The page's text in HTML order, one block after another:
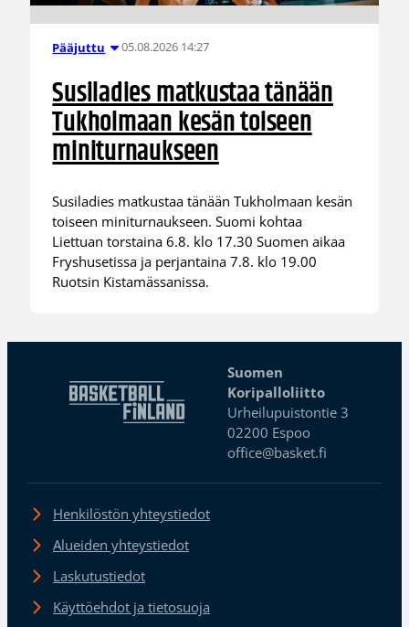
Pääjuttu 05.08.2026 14:27
Susiladies matkustaa tänään
Tukholmaan kesän toiseen
miniturnaukseen
Susiladies matkustaa tänään Tukholmaan kesän
toiseen miniturnaukseen. Suomi kohtaa
Liettuan torstaina 6.8. klo 17.30 Suomen aikaa
Fryshusetissa ja perjantaina 7.8. klo 19.00
Ruotsin Kistamässanissa.
Suomen
Koripalloliitto
Urheilupuistontie 3
02200 Espoo
office@basket.fi
Henkilöstön yhteystiedot
Alueiden yhteystiedot
Laskutustiedot
Käyttöehdot ja tietosuoja